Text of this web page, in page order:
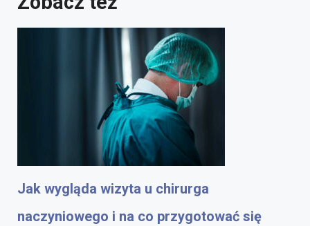
Jak wygląda wizyta u chirurga
naczyniowego i na co przygotować się